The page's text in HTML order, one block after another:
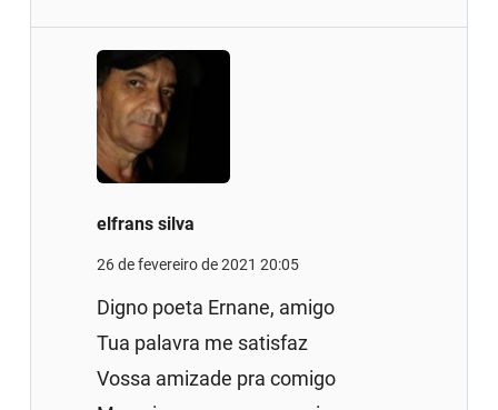
elfrans silva
26 de fevereiro de 2021 20:05
Digno poeta Ernane, amigo
Tua palavra me satisfaz
Vossa amizade pra comigo